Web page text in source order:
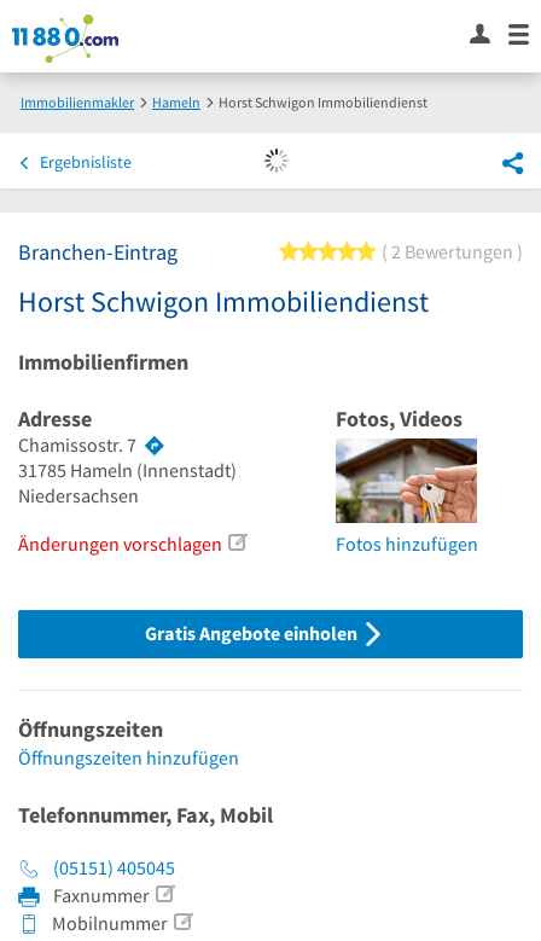
Immobilienmakler Hameln Horst Schwigon Immobiliendienst
Ergebnisliste
Branchen-Eintrag 5 von 5 Sternen
2 Bewertungen
Horst Schwigon Immobiliendienst
Immobilienfirmen
Adresse
Chamissostr. 7
31785 Hameln (Innenstadt)
Niedersachsen
Änderungen vorschlagen
Fotos, Videos
Fotos hinzufügen
Gratis Angebote einholen
Öffnungszeiten
Öffnungszeiten hinzufügen
Telefonnummer, Fax, Mobil
(05151) 405045
Faxnummer
Mobilnummer